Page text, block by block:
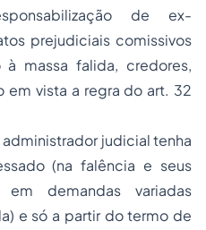
de ex-
prejudiciais comissivos
massa falida, credores,
vista a regra do art. 32
judicial tenha
(na falência e seus
demandas variadas
e só a partir do termo de